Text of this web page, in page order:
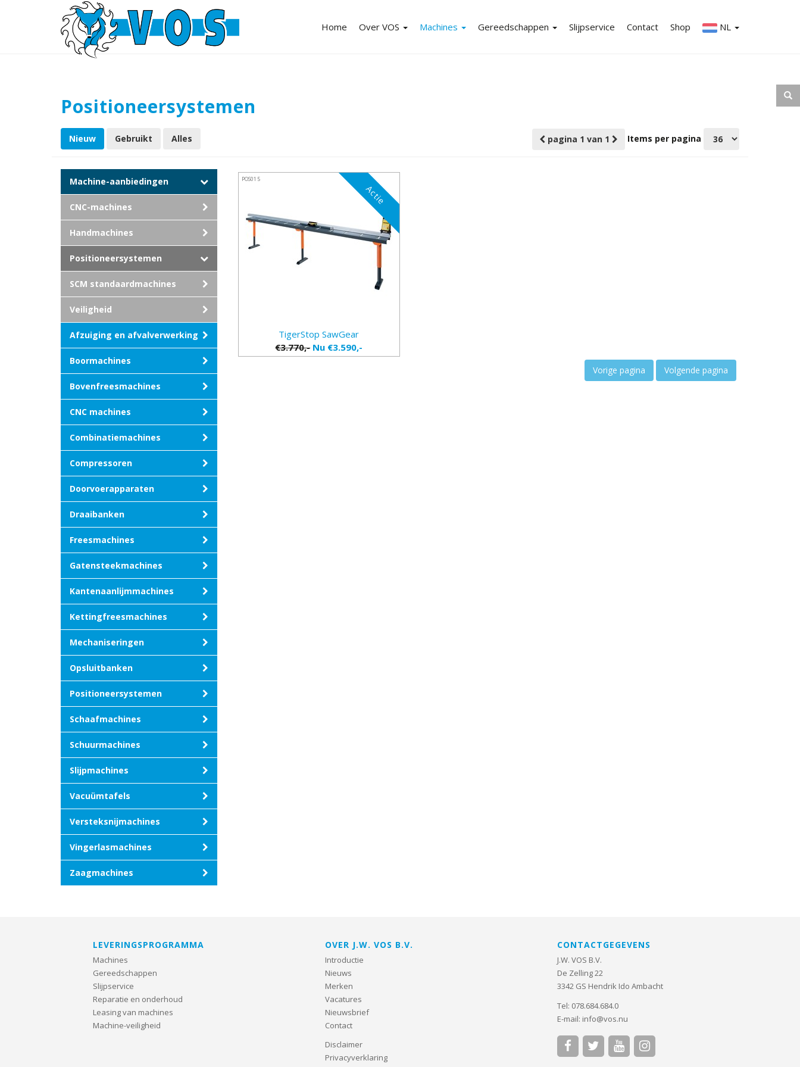
Home Over VOS Machines Gereedschappen Slijpservice Contact Shop NL
Positioneersystemen
Nieuw Gebruikt Alles pagina 1 van 1 Items per pagina
Machine-aanbiedingen
CNC-machines
Handmachines
Positioneersystemen
SCM standaardmachines
Veiligheid
Afzuiging en afvalverwerking
Boormachines
Bovenfreesmachines
CNC machines
Combinatiemachines
Compressoren
Doorvoerapparaten
Draaibanken
Freesmachines
Gatensteekmachines
Kantenaanlijmmachines
Kettingfreesmachines
Mechaniseringen
Opsluitbanken
Positioneersystemen
Schaafmachines
Schuurmachines
Slijpmachines
Vacuümtafels
Versteksnijmachines
Vingerlasmachines
Zaagmachines
Actie
TigerStop SawGear
POS015
€3.770,-Nu €3.590,-
Vorige pagina Volgende pagina
LEVERINGSPROGRAMMA
Machines
Gereedschappen
Slijpservice
Reparatie en onderhoud
Leasing van machines
Machine-veiligheid
OVER J.W. VOS B.V.
Introductie
Nieuws
Merken
Vacatures
Nieuwsbrief
Contact
Disclaimer
Privacyverklaring
CONTACTGEGEVENS
J.W. VOS B.V.
De Zelling 22
3342 GS Hendrik Ido Ambacht
Tel: 078.684.684.0
E-mail: info@vos.nu
   